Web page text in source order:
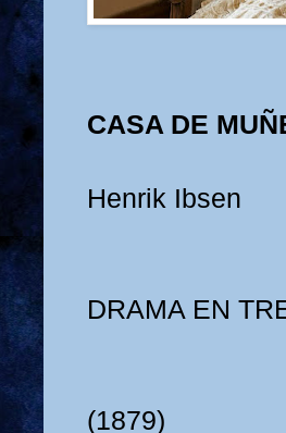
CASA DE
Henrik Ibsen
DRAMA EN
(1879)